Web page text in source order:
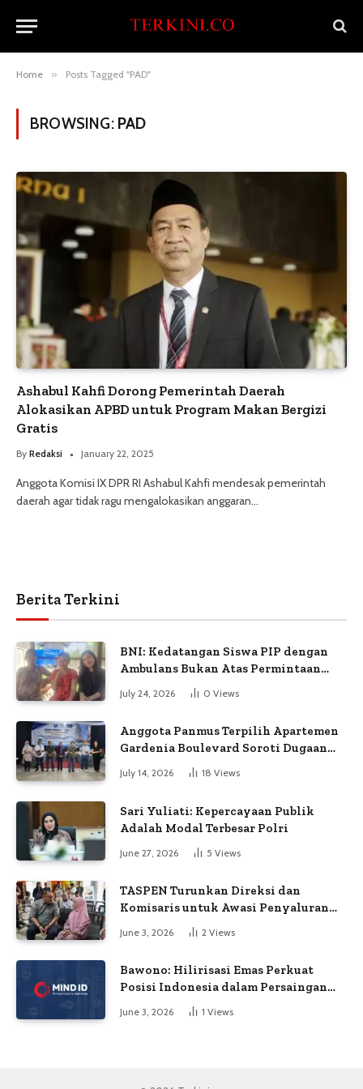
Home » Posts Tagged "PAD"
BROWSING: PAD
Ashabul Kahfi Dorong Pemerintah Daerah
Alokasikan APBD untuk Program Makan Bergizi
Gratis
By Redaksi January 22, 2025
Anggota Komisi IX DPR RI Ashabul Kahfi mendesak pemerintah
daerah agar tidak ragu mengalokasikan anggaran…
Berita Terkini
BNI: Kedatangan Siswa PIP dengan
Ambulans Bukan Atas Permintaan
July 24, 2026 0 Views
Anggota Panmus Terpilih Apartemen
Gardenia Boulevard Soroti Dugaan
Kejanggalan Voting
July 14, 2026 18 Views
Sari Yuliati: Kepercayaan Publik
Adalah Modal Terbesar Polri
June 27, 2026 5 Views
TASPEN Turunkan Direksi dan
Komisaris untuk Awasi Penyaluran
June 3, 2026 2 Views
Bawono: Hilirisasi Emas Perkuat
Posisi Indonesia dalam Persaingan
Industri Global
June 3, 2026 1 Views